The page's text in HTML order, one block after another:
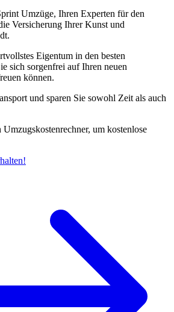
Umzüge, Ihren Experten für den
Versicherung Ihrer Kunst und
Eigentum in den besten
sich sorgenfrei auf Ihren neuen
können.
und sparen Sie sowohl Zeit als auch
um kostenlose